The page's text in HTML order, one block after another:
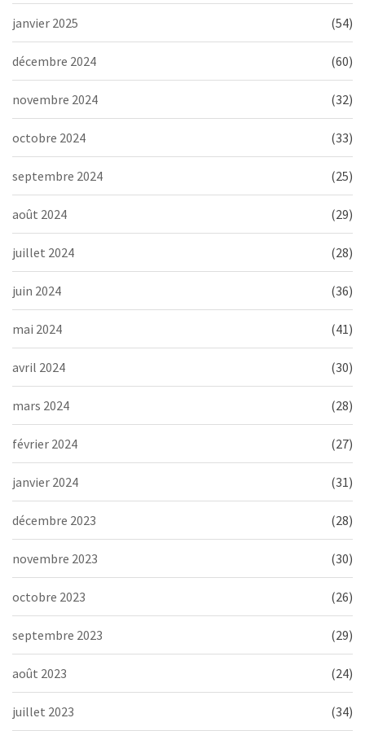
janvier 2025 (54)
décembre 2024 (60)
novembre 2024 (32)
octobre 2024 (33)
septembre 2024 (25)
août 2024 (29)
juillet 2024 (28)
juin 2024 (36)
mai 2024 (41)
avril 2024 (30)
mars 2024 (28)
février 2024 (27)
janvier 2024 (31)
décembre 2023 (28)
novembre 2023 (30)
octobre 2023 (26)
septembre 2023 (29)
août 2023 (24)
juillet 2023 (34)